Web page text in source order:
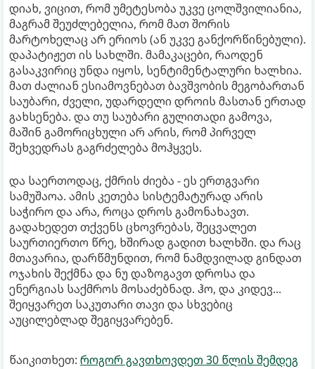
დიახ, ვიცით, რომ უმეტესობა უკვე ცოლშვილიანია,
მაგრამ შეუძლებელია, რომ მათ შორის
მარტოხელაც არ ერიოს (ან უკვე განქორწინებული).
დაპატიჟეთ ის სახლში. მამაკაცები, რაოდენ
გასაკვირიც უნდა იყოს, სენტიმენტალური ხალხია.
მათ ძალიან ესიამოვნებათ ბავშვობის მეგობართან
საუბარი, ძველი, უდარდელი დროის მასთან ერთად
გახსენება. და თუ საუბარი გულითადი გამოვა,
მაშინ გამორიცხული არ არის, რომ პირველ
შეხვედრას გაგრძელება მოჰყვეს.
და საერთოდაც, ქმრის ძიება - ეს ერთგვარი
სამუშაოა. ამის კეთება სისტემატურად არის
საჭირო და არა, როცა დროს გამონახავთ.
გადახედეთ თქვენს ცხოვრებას, შეცვალეთ
საურთიერთო წრე, ხშირად გადით ხალხში. და რაც
მთავარია, დარწმუნდით, რომ ნამდვილად გინდათ
ოჯახის შექმნა და ნუ დაზოგავთ დროსა და
ენერგიას საქმროს მოსაძებნად. ჰო, და კიდევ...
შეიყვარეთ საკუთარი თავი და სხვებიც
აუცილებლად შეგიყვარებენ.
წაიკითხეთ: როგორ გავთხოვდეთ 30 წლის შემდეგ